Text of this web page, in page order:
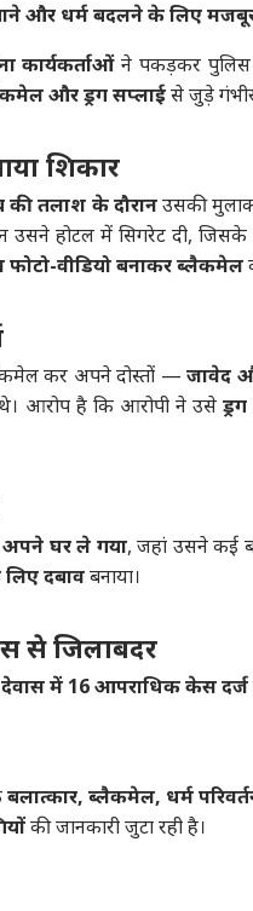
और धर्म बदलने के लिए
कार्यकर्ताओंने पकड़कर पुलिस
और ड्रग सप्लाईसे जुड़े
शिकार
की तलाश के दौरानउसकी
उसने होटल में सिगरेट दी,
वीडियो बनाकर ब्लैकमेल
कर अपने दोस्तों —जावेद
आरोप है कि आरोपी ने उसे
अपने घर ले गया, जहां उसने कई
लिए दबावबनाया।
से जिलाबदर
देवास में 16 आपराधिक केस दर्ज
बलात्कार, ब्लैकमेल, धर्म
की जानकारी जुटा रही है।